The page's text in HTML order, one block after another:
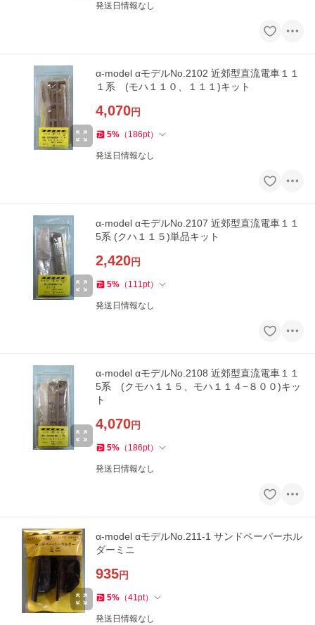
発送日情報なし
α-model αモデルNo.2102 近郊型直流電車１１
１系 (モハ１１０、１１１)キット
4,070円
5% （ 186pt）
発送日情報なし
α-model αモデルNo.2107 近郊型直流電車１１
5系 (クハ１１５)単品キット
2,420円
5% （ 111pt）
発送日情報なし
α-model αモデルNo.2108 近郊型直流電車１１
5系 (クモハ１１５、モハ１１４−８００)キッ
ト
4,070円
5% （ 186pt）
発送日情報なし
α-model αモデルNo.211-1 サンドペーパーホル
ダーミニ
935円
5% （41pt）
発送日情報なし